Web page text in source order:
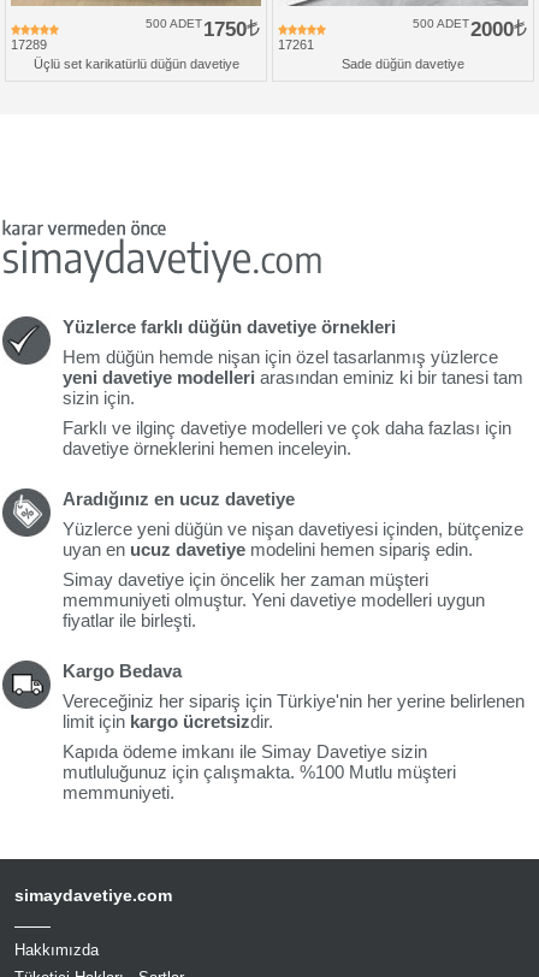
17289
1750
500 ADET
Üçlü set karikatürlü düğün davetiye
17261
2000
500 ADET
Sade düğün davetiye
Yüzlerce farklı düğün davetiye örnekleri
Hem düğün hemde nişan için özel tasarlanmış yüzlerce
yeni davetiye modelleri arasından eminiz ki bir tanesi tam
sizin için.
Farklı ve ilginç davetiye modelleri ve çok daha fazlası için
davetiye örneklerini hemen inceleyin.
Aradığınız en ucuz davetiye
Yüzlerce yeni düğün ve nişan davetiyesi içinden, bütçenize
uyan en ucuz davetiye modelini hemen sipariş edin.
Simay davetiye için öncelik her zaman müşteri
memmuniyeti olmuştur. Yeni davetiye modelleri uygun
fiyatlar ile birleşti.
Kargo Bedava
Vereceğiniz her sipariş için Türkiye'nin her yerine belirlenen
limit için kargo ücretsizdir.
Kapıda ödeme imkanı ile Simay Davetiye sizin
mutluluğunuz için çalışmakta. %100 Mutlu müşteri
memmuniyeti.
simaydavetiye.com
Hakkımızda